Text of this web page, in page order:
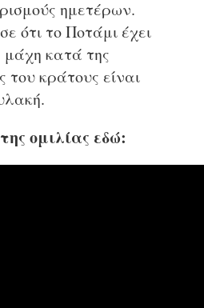
ημετέρων.
ότι το Ποτάμι έχει
μάχη κατά της
του κράτους είναι
ομιλίας εδώ: